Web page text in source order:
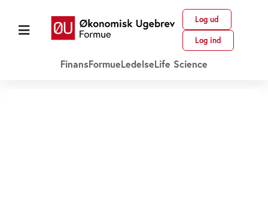
Log ud
Log ind
FinansFormueLedelseLife Science